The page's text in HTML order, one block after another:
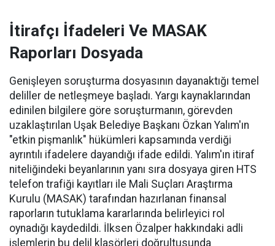
İtirafçı İfadeleri Ve MASAK
Raporları Dosyada
Genişleyen soruşturma dosyasının dayanaktığı temel
deliller de netleşmeye başladı. Yargı kaynaklarından
edinilen bilgilere göre soruşturmanın, görevden
uzaklaştırılan Uşak Belediye Başkanı Özkan Yalım'ın
"etkin pişmanlık" hükümleri kapsamında verdiği
ayrıntılı ifadelere dayandığı ifade edildi. Yalım'ın itiraf
niteliğindeki beyanlarının yanı sıra dosyaya giren HTS
telefon trafiği kayıtları ile Mali Suçları Araştırma
Kurulu (MASAK) tarafından hazırlanan finansal
raporların tutuklama kararlarında belirleyici rol
oynadığı kaydedildi. İlksen Özalper hakkındaki adli
işlemlerin bu delil klasörleri doğrultusunda